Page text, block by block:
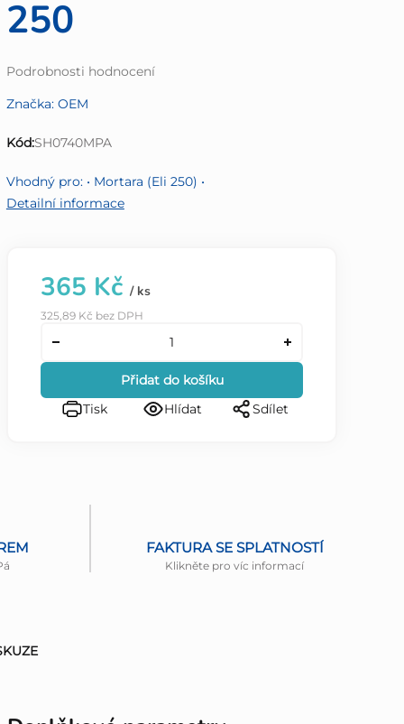
250
Průměrné
produktu
0,0
hvězdiček.
Podrobnosti hodnocení
Značka: OEM
Kód:SH0740MPA
Vhodný pro: • Mortara (Eli 250) •
Detailní informace
365 Kč / ks
325,89 Kč bez DPH
Přidat do košíku
Tisk
Hlídat Sdílet
FAKTURA SE SPLATNOSTÍ
Klikněte pro víc informací